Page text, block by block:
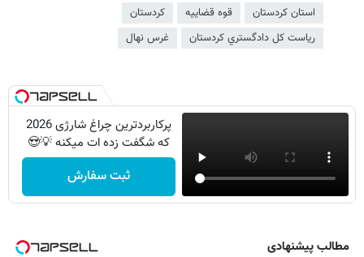
استان کردستان قوه قضاییه
کردستان
ریاست كل دادگستري كردستان
غرس نهال
پرکاربردترین چراغ شارژی 2026
که شگفت زده ات میکنه 💡😍
ثبت سفارش
مطالب پیشنهادی